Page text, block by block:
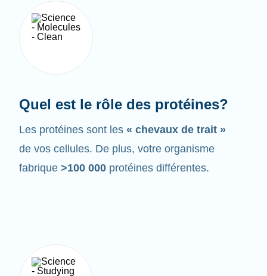
Quel est le rôle des protéines?
Les protéines sont les « chevaux de trait »
de vos cellules. De plus, votre organisme
fabrique >100 000 protéines différentes.